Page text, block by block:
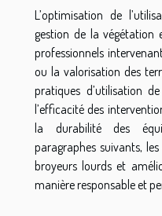
L’optimisation de
gestion de la végétation
professionnels
ou la valorisation des
pratiques d’utilisation
l’efficacité des
la durabilité des
paragraphes suivants,
broyeurs lourds et
manière responsable et